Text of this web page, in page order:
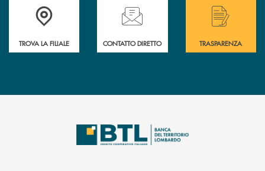
Accedi all' elenco completo delle filiali .
TROVA LA FILIALE
Hai bisogno di assistenza immediata?
CONTATTO DIRETTO
Hai bisogno di
TRASPARENZA